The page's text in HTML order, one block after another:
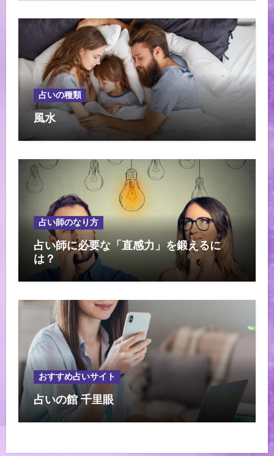
占いの種類
風水
占い師のなり方
占い師に必要な「直感力」を鍛えるに
は？
おすすめ占いサイト
占いの館 千里眼